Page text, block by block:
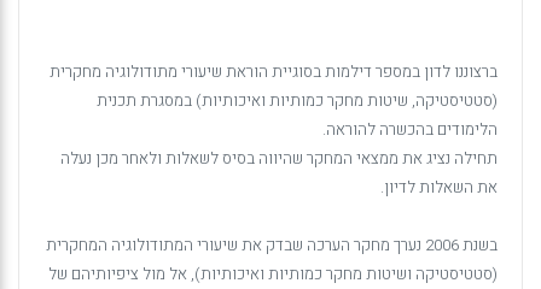
ברצוננו לדון במספר דילמות בסוגיית הוראת שיעורי מתודולוגיה מחקרית
(סטטיסטיקה, שיטות מחקר כמותיות ואיכותיות) במסגרת תכנית
הלימודים בהכשרה להוראה.
תחילה נציג את ממצאי המחקר שהיווה בסיס לשאלות ולאחר מכן נעלה
את השאלות לדיון.
בשנת 2006 נערך מחקר הערכה שבדק את שיעורי המתודולוגיה המחקרית
(סטטיסטיקה ושיטות מחקר כמותיות ואיכותיות), אל מול ציפיותיהם של